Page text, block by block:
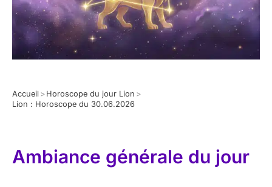
Accueil > Horoscope du jour Lion >
Lion : Horoscope du 30.06.2026
Ambiance générale du jour